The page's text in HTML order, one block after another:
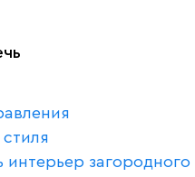
интерьер